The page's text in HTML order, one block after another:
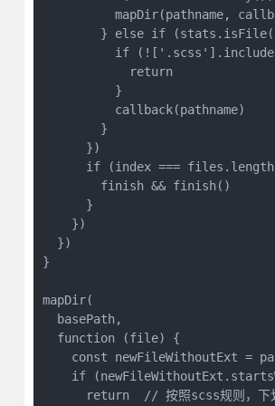
mapDir(pathname,
} else if
if
            return
          }
          callback(pathname)
        }
      })
if (index ===
        finish && finish()
      }
    })
  })
}
mapDir(
  basePath,
  function (file) {
const newFileWithoutExt =
if
return  // 按照scss规则，下